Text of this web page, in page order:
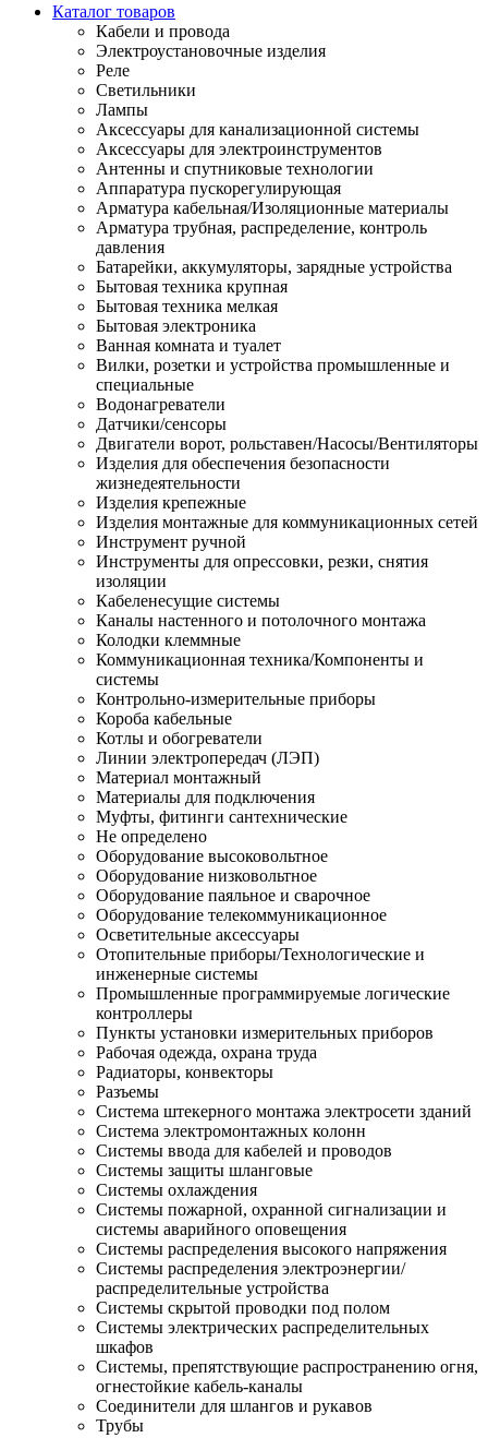
Каталог товаров
Кабели и провода
Электроустановочные изделия
Реле
Светильники
Лампы
Аксессуары для канализационной системы
Аксессуары для электроинструментов
Антенны и спутниковые технологии
Аппаратура пускорегулирующая
Арматура кабельная/Изоляционные материалы
Арматура трубная, распределение, контроль
давления
Батарейки, аккумуляторы, зарядные устройства
Бытовая техника крупная
Бытовая техника мелкая
Бытовая электроника
Ванная комната и туалет
Вилки, розетки и устройства промышленные и
специальные
Водонагреватели
Датчики/сенсоры
Двигатели ворот, рольставен/Насосы/Вентиляторы
Изделия для обеспечения безопасности
жизнедеятельности
Изделия крепежные
Изделия монтажные для коммуникационных сетей
Инструмент ручной
Инструменты для опрессовки, резки, снятия
изоляции
Кабеленесущие системы
Каналы настенного и потолочного монтажа
Колодки клеммные
Коммуникационная техника/Компоненты и
системы
Контрольно-измерительные приборы
Короба кабельные
Котлы и обогреватели
Линии электропередач (ЛЭП)
Материал монтажный
Материалы для подключения
Муфты, фитинги сантехнические
Не определено
Оборудование высоковольтное
Оборудование низковольтное
Оборудование паяльное и сварочное
Оборудование телекоммуникационное
Осветительные аксессуары
Отопительные приборы/Технологические и
инженерные системы
Промышленные программируемые логические
контроллеры
Пункты установки измерительных приборов
Рабочая одежда, охрана труда
Радиаторы, конвекторы
Разъемы
Система штекерного монтажа электросети зданий
Система электромонтажных колонн
Системы ввода для кабелей и проводов
Системы защиты шланговые
Системы охлаждения
Системы пожарной, охранной сигнализации и
системы аварийного оповещения
Системы распределения высокого напряжения
Системы распределения электроэнергии/
распределительные устройства
Системы скрытой проводки под полом
Системы электрических распределительных
шкафов
Системы, препятствующие распространению огня,
огнестойкие кабель-каналы
Соединители для шлангов и рукавов
Трубы